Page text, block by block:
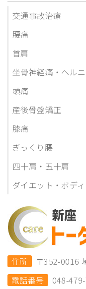
交通事故治療
腰痛
首肩
坐骨神経痛・ヘル
頭痛
産後骨盤矯正
膝痛
ぎっくり腰
四十肩・五十肩
ダイエット・ボデ
住所
〒352-0016
電話番号
048-